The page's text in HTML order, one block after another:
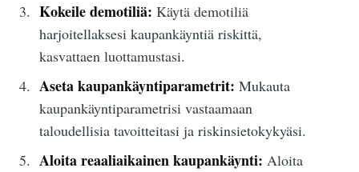
Kokeile demotiliä: Käytä demotiliä
harjoitellaksesi kaupankäyntiä riskittä,
kasvattaen luottamustasi.
Aseta kaupankäyntiparametrit: Mukauta
kaupankäyntiparametrisi vastaamaan
taloudellisia tavoitteitasi ja riskinsietokykyäsi.
Aloita reaaliaikainen kaupankäynti: Aloita